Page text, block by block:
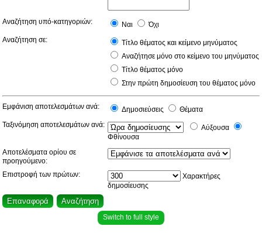
Αναζήτηση υπό-κατηγοριών: Ναι
Όχι
Αναζήτηση σε:
Τίτλο θέματος και κείμενο μηνύματος
Αναζήτησε μόνο στο κείμενο του μηνύματος
Τίτλο θέματος μόνο
Στην πρώτη δημοσίευση του θέματος μόνο
Εμφάνιση αποτελεσμάτων ανά: Δημοσιεύσεις
Θέματα
Ταξινόμηση αποτελεσμάτων ανά:
Αύξουσα
Φθίνουσα
Αποτελέσματα ορίου σε
προηγούμενο:
Επιστροφή των πρώτων:
Χαρακτήρες
δημοσίευσης
Switch to full style